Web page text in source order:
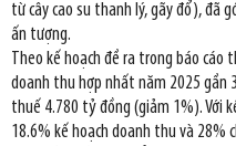
từ cây cao su thanh lý, gãy đổ), đã
ấn tượng.
Theo kế hoạch đề ra trong báo cáo
doanh thu hợp nhất năm 2025 gần
thuế 4.780 tỷ đồng (giảm 1%). Với
18.6% kế hoạch doanh thu và 28%